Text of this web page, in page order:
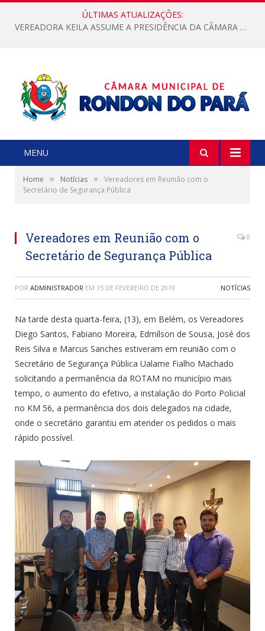
ÚLTIMAS ATUALIZAÇÕES:
VEREADORA KEILA ASSUME A PRESIDÊNCIA DA CÂMARA MUNICIPAL.
MENU
Home » Notícias »
Vereadores em Reunião com o
Secretário de Segurança Pública
Vereadores em Reunião com o
Secretário de Segurança Pública
0
POR ADMINISTRADOR EM 15 DE FEVEREIRO DE 2019 NOTÍCIAS
Na tarde desta quarta-feira, (13), em Belém, os Vereadores
Diego Santos, Fabiano Moreira, Edmílson de Sousa, José dos
Reis Silva e Marcus Sanches estiveram em reunião com o
Secretário de Segurança Pública Ualame Fialho Machado
solicitando a permanência da ROTAM no município mais
tempo, o aumento do efetivo, a instalação do Porto Policial
no KM 56, a permanência dos dois delegados na cidade,
onde o secretário garantiu em atender os pedidos o mais
rápido possível.